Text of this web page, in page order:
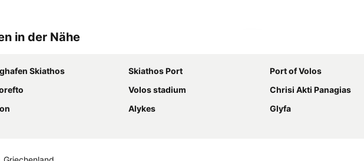
in der Nähe
Skiathos Skiathos Port
Port of Volos
Volos stadium
Chrisi Akti Panagias
Alykes
Glyfa